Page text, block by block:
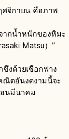
ศจิกายน คือภาพ
ากน้ำหนักของหิมะ
Matsu）”
งด้วยเชือกฟาง
ณิตอันงดงามนี้จะ
อนมีนาคม